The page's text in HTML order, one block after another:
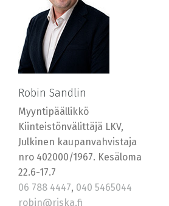
Robin Sandlin
Myyntipäällikkö
Kiinteistönvälittäjä LKV,
Julkinen kaupanvahvistaja
nro 402000/1967. Kesäloma
22.6-17.7
06 788 4447, 040 5465044
robin@riska.fi